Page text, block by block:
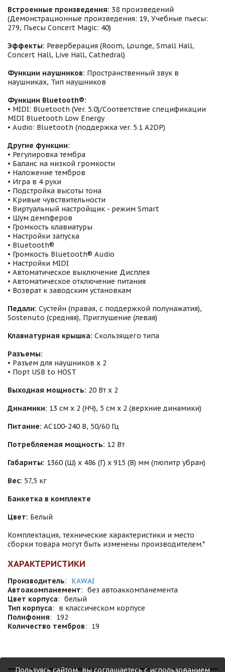
Встроенные произведения: 38 произведений
(Демонстрационные произведения: 19, Учебные пьесы:
279, Пьесы Concert Magic: 40)
Эффекты: Реверберация (Room, Lounge, Small Hall,
Concert Hall, Live Hall, Cathedral)
Функции наушников: Пространственный звук в
наушниках, Тип наушников
Функции Bluetooth®:
• MIDI: Bluetooth (Ver. 5.0)/Соответствие спецификации
MIDI Bluetooth Low Energy
• Audio: Bluetooth (поддержка ver. 5.1 A2DP)
Другие функции:
• Регулировка тембра
• Баланс на низкой громкости
• Наложение тембров
• Игра в 4 руки
• Подстройка высоты тона
• Кривые чувствительности
• Виртуальный настройщик - режим Smart
• Шум демпферов
• Громкость клавиатуры
• Настройки запуска
• Bluetooth®
• Громкость Bluetooth® Audio
• Настройки MIDI
• Автоматическое выключение Дисплея
• Автоматическое отключение питания
• Возврат к заводским установкам
Педали: Сустейн (правая, с поддержкой полунажатия),
Sostenuto (средняя), Приглушение (левая)
Клавиатурная крышка: Скользящего типа
Разъемы:
• Разъем для наушников х 2
• Порт USB to HOST
Выходная мощность: 20 Вт х 2
Динамики: 13 см х 2 (НЧ), 5 см х 2 (верхние динамики)
Питание: AC100-240 В, 50/60 Гц
Потребляемая мощность: 12 Вт
Габариты: 1360 (Ш) х 486 (Г) х 915 (В) мм (пюпитр убран)
Вес: 57,5 кг
Банкетка в комплекте
Цвет: Белый
Комплектация, технические характеристики и место
сборки товара могут быть изменены производителем.*
ХАРАКТЕРИСТИКИ
Производитель:
KAWAI
Автоакомпанемент: без автоаккомпанемента
Цвет корпуса: белый
Тип корпуса:
в классическом корпусе
Полифония:
192
Количество тембров: 19
Пользуясь сайтом, вы соглашаетесь с использованием